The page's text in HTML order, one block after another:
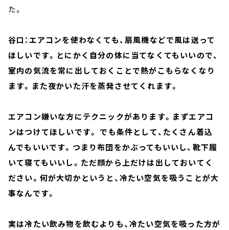
た。
谷口：エアコンを使わなくても、扇風機などで風は送って
ほしいです。とにかく自分の体に当てなくてもいいので、
室内の気流を常に出しておくことで熱がこもらなくなり
ます。また夜かいた汗を蒸発させてくれます。
エアコン嫌いな方にテクニックがあります。まずエアコ
ンはつけてほしいです。 でも条件として、たくさん着込
んでもいいです。つまり布団をかぶってもいいし、靴下履
いて寝てもいいし。ただ顔から上だけは出しておいてく
ださい。何が大切かというと、冷たい空気を吸うことが大
事なんです。
実は冷たい飲み物を飲むよりも、冷たい空気を吸った方が